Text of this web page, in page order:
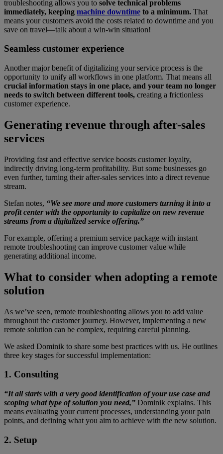
troubleshooting allows you to solve technical problems
immediately, keeping machine downtime to a minimum. That
means your customers avoid the costs related to downtime and you
save on travel—talk about a win-win situation!
Seamless customer experience
Another major benefit of digitalizing your service process is the
opportunity to unify all workflows in one platform. That means all
crucial information stays in one place, and your team no longer
needs to switch between different tools, creating a frictionless
customer experience.
Generating revenue through after-sales
services
Providing fast and effective service boosts customer loyalty,
indirectly driving long-term profitability. But some businesses go
even further, turning their after-sales services into a direct revenue
stream.
Stefan notes, “We see more and more customers turning it into a
profit center with the opportunity to capitalize on new revenue
streams from a digitalized service offering.”
For example, offering a premium service package with instant
remote troubleshooting can improve customer value while
generating additional income.
What to consider when adopting a remote
solution
As we’ve seen, remote troubleshooting allows you to add value
throughout the customer journey. However, implementing a new
remote solution can be complex, requiring careful planning.
We asked Dominik to share some best practices with us. He outlines
three key stages for successful implementation:
1. Consulting
“It all starts with a very good identification of your use case and
scoping what type of solution you need,” Dominik explains. This
means evaluating your current processes, understanding your pain
points, and defining what you aim to achieve with the new solution.
2. Setup